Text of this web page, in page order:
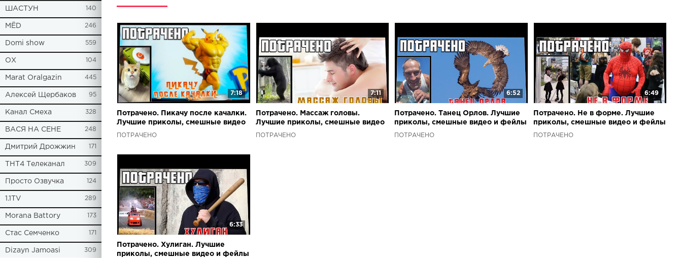
ШАСТУН 140
МЁD 246
Domi show 559
ОХ 104
Marat Oralgazin 445
Алексей Щербаков 95
Канал Смеха 328
ВАСЯ НА СЕНЕ 248
Дмитрий Дрожжин 171
ТНТ4 Телеканал 309
Просто Озвучка 124
1.1TV 289
Morana Battory 173
Стас Семченко 171
Dizayn Jamoasi 309
7:18
Потрачено. Пикачу после качалки.
Лучшие приколы, смешные видео
и фейлы
ПОТРАЧЕНО
7:11
Потрачено. Массаж головы.
Лучшие приколы, смешные видео
и фейлы
ПОТРАЧЕНО
6:52
Потрачено. Танец Орлов. Лучшие
приколы, смешные видео и фейлы
ПОТРАЧЕНО
6:49
Потрачено. Не в форме. Лучшие
приколы, смешные видео и фейлы
ПОТРАЧЕНО
6:33
Потрачено. Хулиган. Лучшие
приколы, смешные видео и фейлы